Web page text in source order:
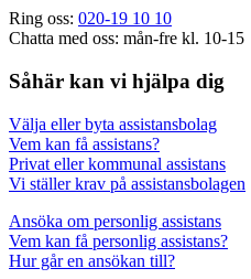
Ring oss: 020-19 10 10
Chatta med oss: mån-fre kl. 10-15
Såhär kan vi hjälpa dig
Välja eller byta assistansbolag
Vem kan få assistans?
Privat eller kommunal assistans
Vi ställer krav på assistansbolagen
Ansöka om personlig assistans
Vem kan få personlig assistans?
Hur går en ansökan till?